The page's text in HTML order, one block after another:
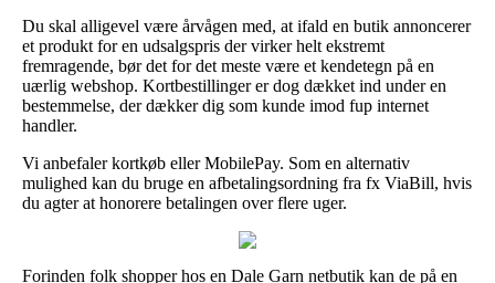
Du skal alligevel være årvågen med, at ifald en butik annoncerer
et produkt for en udsalgspris der virker helt ekstremt
fremragende, bør det for det meste være et kendetegn på en
uærlig webshop. Kortbestillinger er dog dækket ind under en
bestemmelse, der dækker dig som kunde imod fup internet
handler.
Vi anbefaler kortkøb eller MobilePay. Som en alternativ
mulighed kan du bruge en afbetalingsordning fra fx ViaBill, hvis
du agter at honorere betalingen over flere uger.
Forinden folk shopper hos en Dale Garn netbutik kan de på en